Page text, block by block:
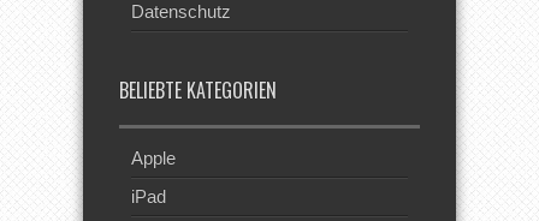
Datenschutz
BELIEBTE KATEGORIEN
Apple
iPad